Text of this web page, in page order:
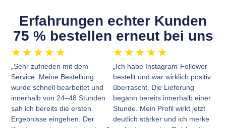
Erfahrungen echter Kunden
75 % bestellen erneut bei uns
★ ★ ★ ★ ★
„Sehr zufrieden mit dem
Service. Meine Bestellung
wurde schnell bearbeitet und
innerhalb von 24–48 Stunden
sah ich bereits die ersten
Ergebnisse eingehen. Der
★ ★ ★ ★ ★
„Ich habe Instagram-Follower
bestellt und war wirklich positiv
überrascht. Die Lieferung
begann bereits innerhalb einer
Stunde. Mein Profil wirkt jetzt
deutlich stärker und ich merke